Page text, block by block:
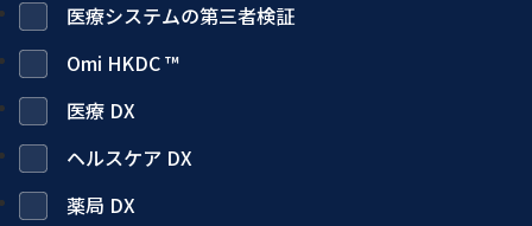
医療システムの第三者検証
Omi HKDC ™
医療 DX
ヘルスケア DX
薬局 DX